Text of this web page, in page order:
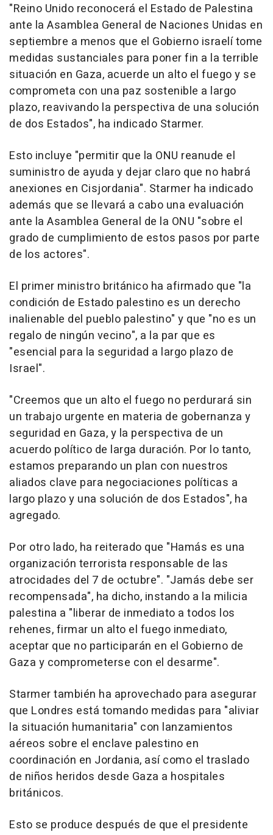
"Reino Unido reconocerá el Estado de Palestina
ante la Asamblea General de Naciones Unidas en
septiembre a menos que el Gobierno israelí tome
medidas sustanciales para poner fin a la terrible
situación en Gaza, acuerde un alto el fuego y se
comprometa con una paz sostenible a largo
plazo, reavivando la perspectiva de una solución
de dos Estados", ha indicado Starmer.
Esto incluye "permitir que la ONU reanude el
suministro de ayuda y dejar claro que no habrá
anexiones en Cisjordania". Starmer ha indicado
además que se llevará a cabo una evaluación
ante la Asamblea General de la ONU "sobre el
grado de cumplimiento de estos pasos por parte
de los actores".
El primer ministro británico ha afirmado que "la
condición de Estado palestino es un derecho
inalienable del pueblo palestino" y que "no es un
regalo de ningún vecino", a la par que es
"esencial para la seguridad a largo plazo de
Israel".
"Creemos que un alto el fuego no perdurará sin
un trabajo urgente en materia de gobernanza y
seguridad en Gaza, y la perspectiva de un
acuerdo político de larga duración. Por lo tanto,
estamos preparando un plan con nuestros
aliados clave para negociaciones políticas a
largo plazo y una solución de dos Estados", ha
agregado.
Por otro lado, ha reiterado que "Hamás es una
organización terrorista responsable de las
atrocidades del 7 de octubre". "Jamás debe ser
recompensada", ha dicho, instando a la milicia
palestina a "liberar de inmediato a todos los
rehenes, firmar un alto el fuego inmediato,
aceptar que no participarán en el Gobierno de
Gaza y comprometerse con el desarme".
Starmer también ha aprovechado para asegurar
que Londres está tomando medidas para "aliviar
la situación humanitaria" con lanzamientos
aéreos sobre el enclave palestino en
coordinación en Jordania, así como el traslado
de niños heridos desde Gaza a hospitales
británicos.
Esto se produce después de que el presidente